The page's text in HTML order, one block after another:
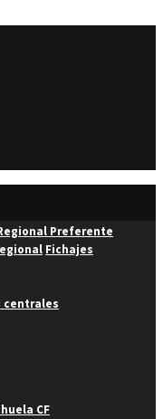
Preferente
Fichajes
centrales
CF